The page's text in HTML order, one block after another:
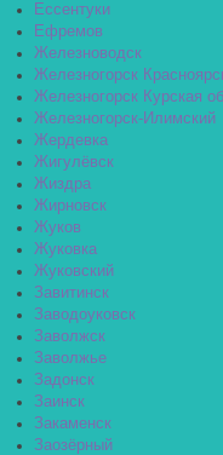
Ессентуки
Ефремов
Железноводск
Железногорск
Железногорск Курская
Железногорск-Илимский
Жердевка
Жигулёвск
Жиздра
Жирновск
Жуков
Жуковка
Жуковский
Завитинск
Заводоуковск
Заволжск
Заволжье
Задонск
Заинск
Закаменск
Заозёрный